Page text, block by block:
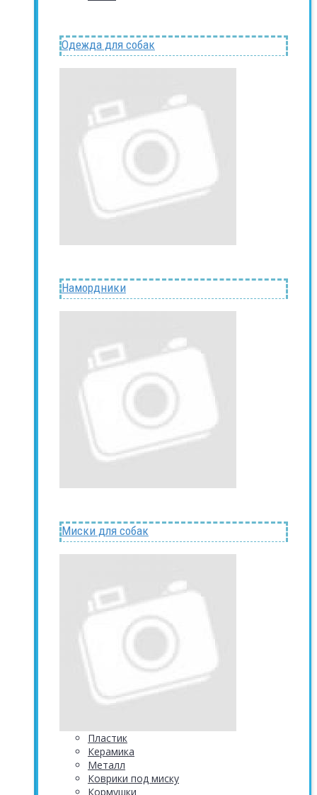
Одежда для собак
Намордники
Миски для собак
Пластик
Керамика
Металл
Коврики под миску
Кормушки